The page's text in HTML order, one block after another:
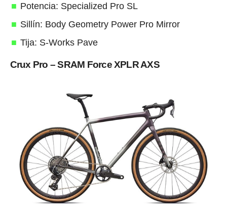
Potencia: Specialized Pro SL
Sillín: Body Geometry Power Pro Mirror
Tija: S-Works Pave
Crux Pro – SRAM Force XPLR AXS